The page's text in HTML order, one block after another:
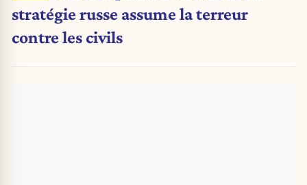
stratégie russe assume la terreur
contre les civils